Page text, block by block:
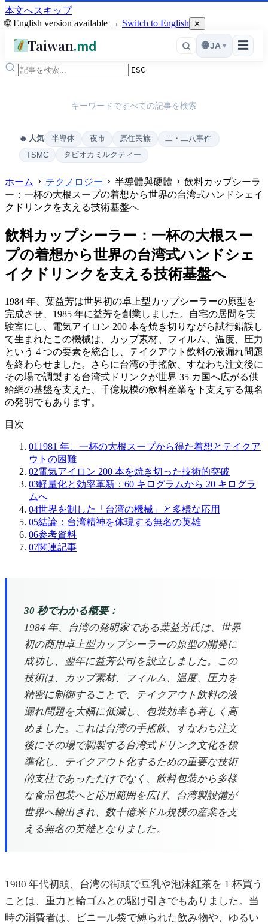
本文へスキップ
🌐 English version available → Switch to English ✕
Taiwan.md ☰
🌐 JA ▾
ESC
キーワードですべての記事を検索
🔥 人気 半導体 夜市 原住民族
二・二八事件
TSMC
タピオカミルクティー
ホーム テクノロジー 半導體與硬體
飲料カップシーラ
ー：一杯の大根スープの着想から世界の台湾式ハンドシェイ
クドリンクを支える技術基盤へ
飲料カップシーラー：一杯の大根スー
プの着想から世界の台湾式ハンドシェ
イクドリンクを支える技術基盤へ
1984 年、葉益芳は世界初の卓上型カップシーラーの原型を
完成させ、1985 年に益芳を創業しました。自宅の居間を実
験室にし、電気アイロン 200 本を焼き切りながら試行錯誤し
て生まれたこの機械は、カップ素材、フィルム、温度、圧力
という 4 つの要素を統合し、テイクアウト飲料の液漏れ問題
を終わらせました。さらに台湾の手搖飲、すなわち注文後に
その場で調製する台湾式ドリンクが世界 35 カ国へ広がる供
給網の基盤を支えた、千億規模の飲料産業を下支えする無名
の発明でもあります。
目次
01 1981 年、一杯の大根スープから得た着想とテイクア
ウトの困難
02電気アイロン 200 本を焼き切った技術的突破
03軽量化と効率革新：60 キログラムから 20 キログラ
ムへ
04世界を制した「台湾の機械」と多様な応用
05結論：台湾精神を体現する無名の英雄
06参考資料
07関連記事
30 秒でわかる概要：
1984 年、台湾の発明家である葉益芳氏は、世界
初の商用卓上型カップシーラーの原型の開発に
成功し、翌年に益芳公司を設立しました。この
技術は、カップ素材、フィルム、温度、圧力を
精密に制御することで、テイクアウト飲料の液
漏れ問題を大幅に低減し、包装効率も著しく高
めました。これは台湾の手搖飲、すなわち注文
後にその場で調製する台湾式ドリンク文化を標
準化し、テイクアウト化するための重要な技術
的支柱であっただけでなく、飲料包装から多様
な食品包装へと応用範囲を広げ、台湾製設備が
世界へ輸出され、数十億米ドル規模の産業を支
える無名の英雄となりました。
1980 年代初頭、台湾の街頭で豆乳や泡沫紅茶を 1 杯買う
ことは、重力と輪ゴムとの駆け引きでもありました。当
時の消費者は、ビニール袋で縛られた飲み物や、ゆるい